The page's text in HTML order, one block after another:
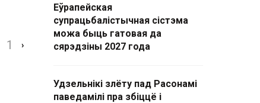
1 ›
Еўрапейская
супрацьбалістычная сістэма
можа быць гатовая да
сярэдзіны 2027 года
Удзельнікі злёту пад Расонамі
паведамілі пра збіццё і